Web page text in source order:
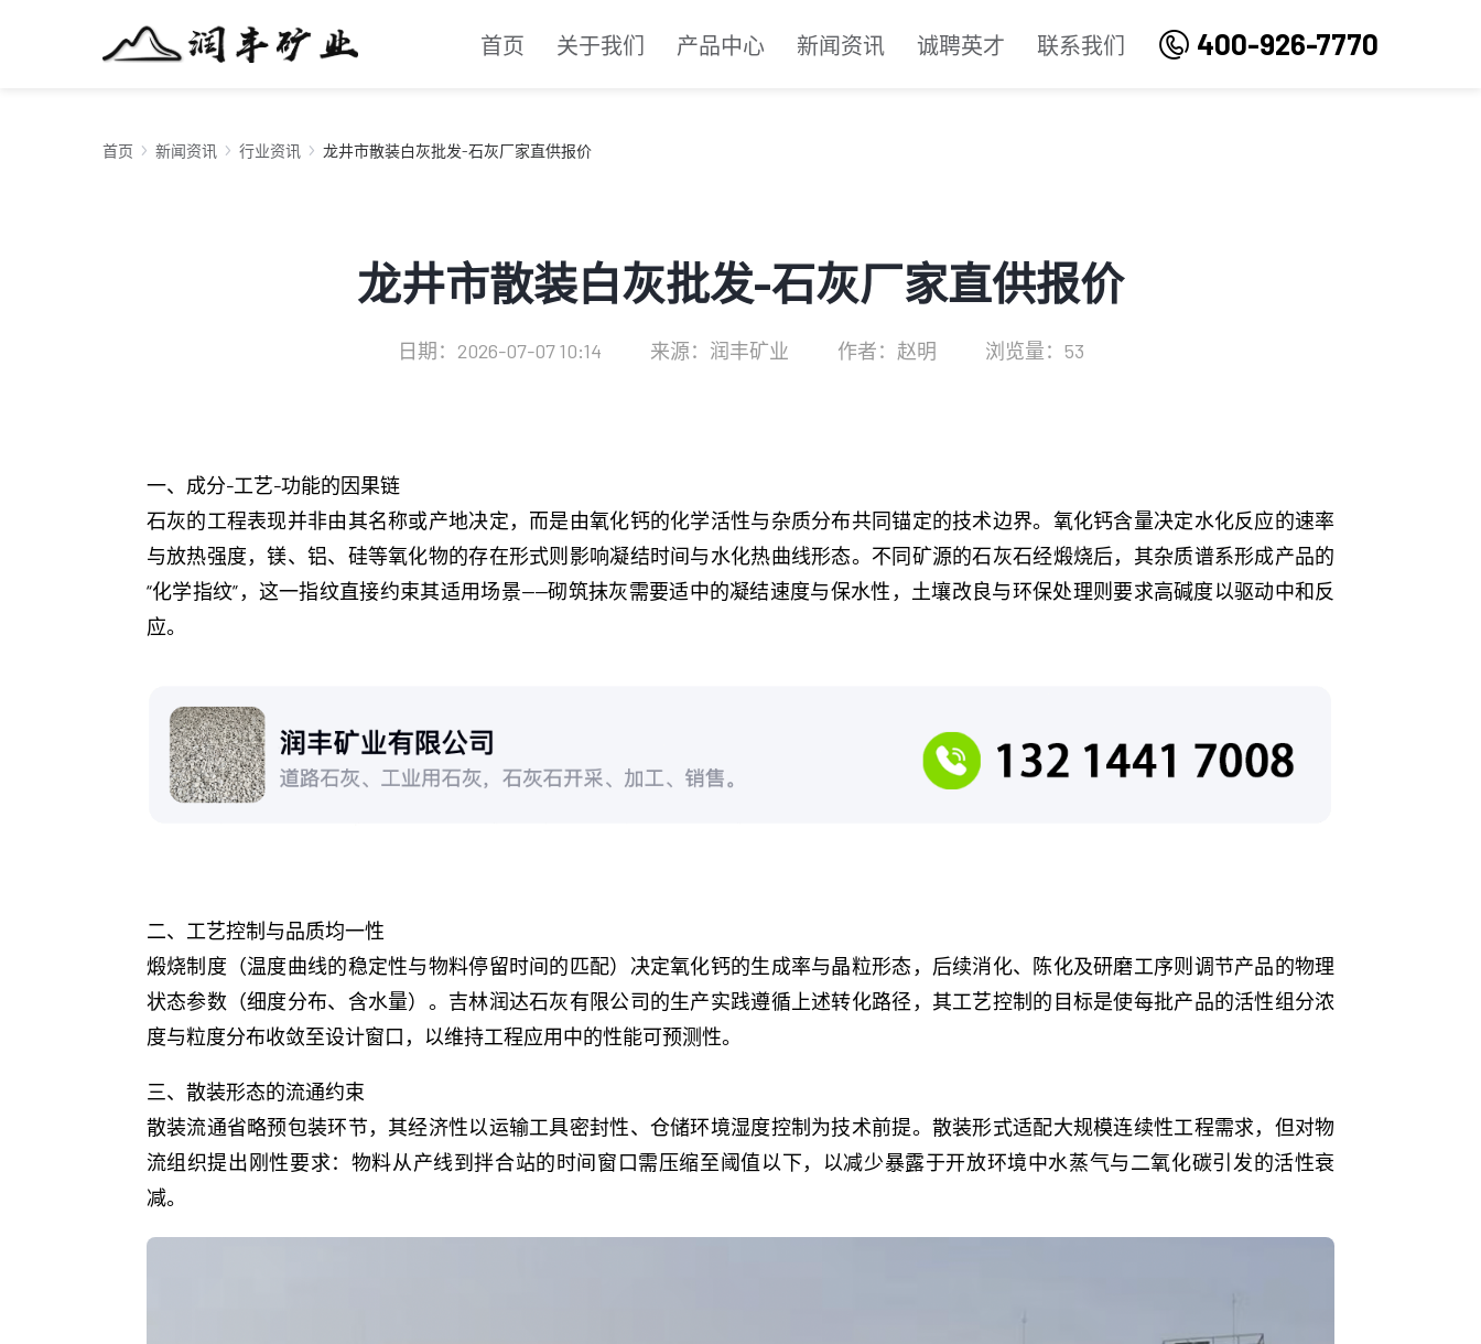
首页 关于我们 产品中心 新闻资讯 诚聘英才 联系我们 400-926-7770
首页 新闻资讯 行业资讯 龙井市散装白灰批发-石灰厂家直供报价
龙井市散装白灰批发-石灰厂家直供报价
日期：2026-07-07 10:14 来源：润丰矿业 作者：赵明 浏览量：53
一、成分-工艺-功能的因果链
石灰的工程表现并非由其名称或产地决定，而是由氧化钙的化学活性与杂质分布共同锚定的技术边界。氧化钙含量决定水化反应的速率
与放热强度，镁、铝、硅等氧化物的存在形式则影响凝结时间与水化热曲线形态。不同矿源的石灰石经煅烧后，其杂质谱系形成产品的
“化学指纹”，这一指纹直接约束其适用场景——砌筑抹灰需要适中的凝结速度与保水性，土壤改良与环保处理则要求高碱度以驱动中和反
应。
二、工艺控制与品质均一性
煅烧制度（温度曲线的稳定性与物料停留时间的匹配）决定氧化钙的生成率与晶粒形态，后续消化、陈化及研磨工序则调节产品的物理
状态参数（细度分布、含水量）。吉林润达石灰有限公司的生产实践遵循上述转化路径，其工艺控制的目标是使每批产品的活性组分浓
度与粒度分布收敛至设计窗口，以维持工程应用中的性能可预测性。
三、散装形态的流通约束
散装流通省略预包装环节，其经济性以运输工具密封性、仓储环境湿度控制为技术前提。散装形式适配大规模连续性工程需求，但对物
流组织提出刚性要求：物料从产线到拌合站的时间窗口需压缩至阈值以下，以减少暴露于开放环境中水蒸气与二氧化碳引发的活性衰
减。